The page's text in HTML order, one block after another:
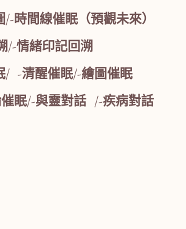
時間線催眠（預觀未來）
/-情緒印記回溯
/ -清醒催眠/-繪圖催眠
眠/-與靈對話 /-疾病對話